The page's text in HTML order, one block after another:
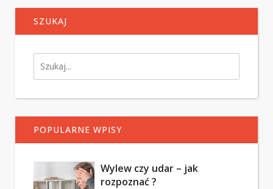
SZUKAJ
POPULARNE WPISY
Wylew czy udar – jak
rozpoznać ?